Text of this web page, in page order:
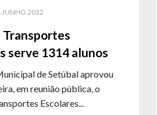
Transportes
serve 1314 alunos
JUNHO 2022
de Setúbal aprovou
em reunião pública, o
Escolares...